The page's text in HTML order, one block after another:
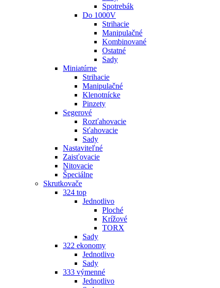
Spotrebák
Do 1000V
Strihacie
Manipulačné
Kombinované
Ostatné
Sady
Miniatúrne
Strihacie
Manipulačné
Klenotnícke
Pinzety
Segerové
Rozťahovacie
Sťahovacie
Sady
Nastaviteľné
Zaisťovacie
Nitovacie
Špeciálne
Skrutkovače
324 top
Jednotlivo
Ploché
Krížové
TORX
Sady
322 ekonomy
Jednotlivo
Sady
333 výmenné
Jednotlivo